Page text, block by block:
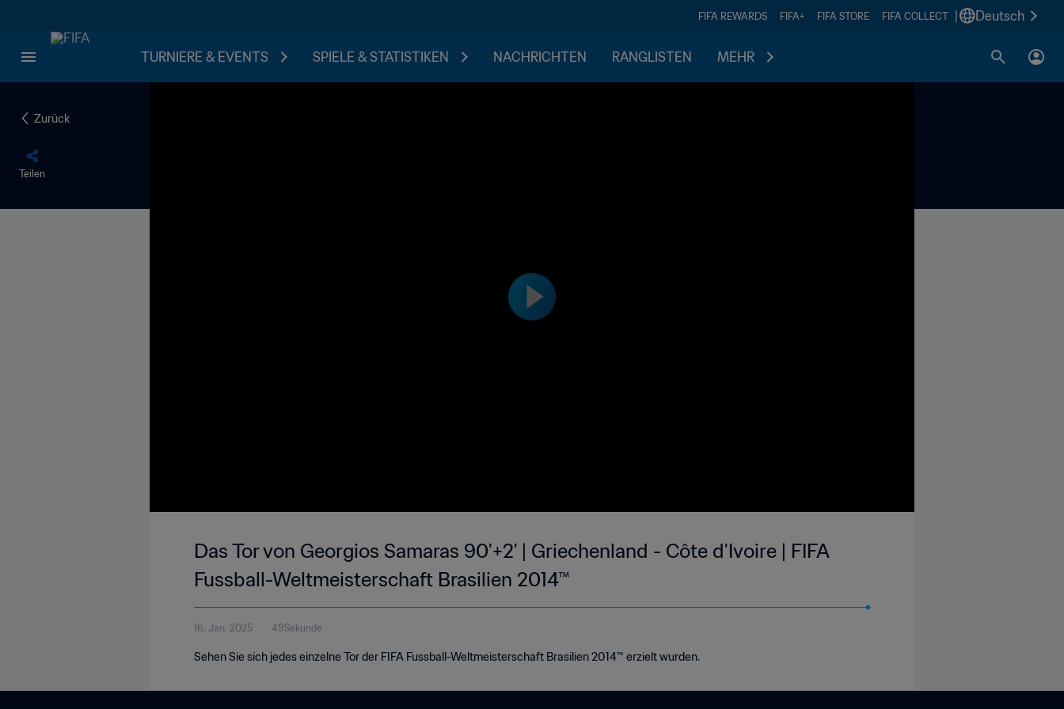
FIFA REWARDS FIFA+ FIFA STORE FIFA COLLECT Deutsch
TURNIERE & EVENTS SPIELE & STATISTIKEN NACHRICHTEN RANGLISTEN MEHR
Zurück
Teilen
Das Tor von Georgios Samaras 90'+2' | Griechenland - Côte d'Ivoire | FIFA
Fussball-Weltmeisterschaft Brasilien 2014™
16. Jan. 2025 49Sekunde
Sehen Sie sich jedes einzelne Tor der FIFA Fussball-Weltmeisterschaft Brasilien 2014™ erzielt wurden.